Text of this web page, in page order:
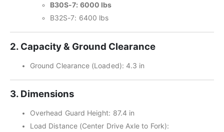
B30S-7: 6000 lbs
B32S-7: 6400 lbs
2. Capacity & Ground Clearance
Ground Clearance (Loaded): 4.3 in
3. Dimensions
Overhead Guard Height: 87.4 in
Load Distance (Center Drive Axle to Fork):